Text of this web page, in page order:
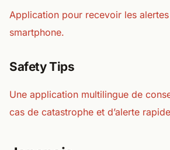
Application pour recevoir les
smartphone.
Safety Tips
Une application multilingue de
cas de catastrophe et d’alerte